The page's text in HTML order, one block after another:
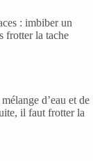
: imbiber un
frotter la tache
d’eau et de
il faut frotter la